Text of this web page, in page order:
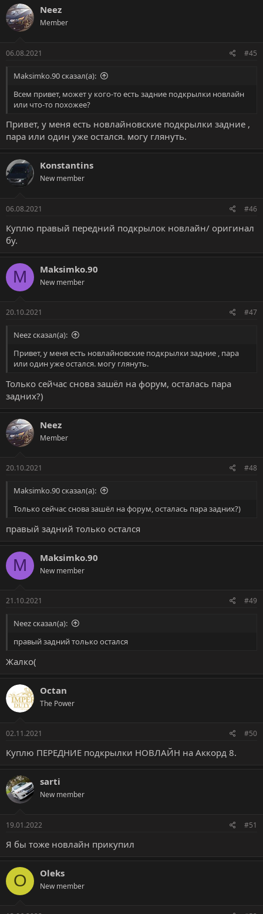
Neez
Member
06.08.2021 #45
Maksimko.90 сказал(а):
Всем привет, может у кого-то есть задние подкрылки новлайн
или что-то похожее?
Привет, у меня есть новлайновские подкрылки задние ,
пара или один уже остался. могу глянуть.
Konstantins
New member
06.08.2021 #46
Куплю правый передний подкрылок новлайн/ оригинал
бу.
M Maksimko.90
New member
20.10.2021 #47
Neez сказал(а):
Привет, у меня есть новлайновские подкрылки задние , пара
или один уже остался. могу глянуть.
Только сейчас снова зашёл на форум, осталась пара
задних?)
Neez
Member
20.10.2021 #48
Maksimko.90 сказал(а):
Только сейчас снова зашёл на форум, осталась пара задних?)
правый задний только остался
M Maksimko.90
New member
21.10.2021 #49
Neez сказал(а):
правый задний только остался
Жалко(
Octan
The Power
02.11.2021 #50
Куплю ПЕРЕДНИЕ подкрылки НОВЛАЙН на Аккорд 8.
sarti
New member
19.01.2022 #51
Я бы тоже новлайн прикупил
O Oleks
New member